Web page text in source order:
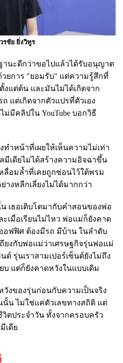
รชัย ยิ่งวิทูร
นะดีกว่าขอไปแล้วได้รับอนุญาต
ยการ "ยอมรับ" แต่ความรู้สึกที่
งแต่ต้น และมันไม่ได้เกิดจาก
แต่เกิดจากตัวแปรที่ตัวเอง
มีคลิปใน YouTube บอกวิธี
ทำหน้าที่เผยให้เห็นความไม่เท่า
มีเดียไม่ได้สร้างความอิจฉาขึ้น
อมล้ำที่เคยถูกซ่อนไว้ใต้พรม
งหลีกเลี่ยงไม่ได้มากกว่า
เธอเติบโตมากับคำสอนของพ่อ
เมื่อเรียนไม่ไหว พ่อแม่ก็ยังคาด
อฟฟิศ ต้องมีรถ มีบ้าน ในลำดับ
ยงกับพ่อแม่ว่าเศรษฐกิจรุ่นพ่อแม่
ต์ รุ่นเราสามเปอร์เซ็นต์ยังไม่ถึง
บ แต่ก็ยังคาดหวังในแบบเดิม
วังของรุ่นก่อนกับความเป็นจริง
นั้น ไม่ใช่แค่ตัวเลขทางสถิติ แต่
ตประจำวัน ทั้งจากครอบครัว
เดีย